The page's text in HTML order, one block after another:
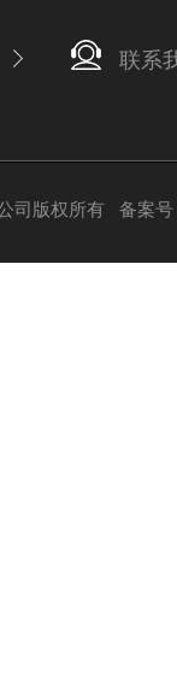
联系
司版权所有 备案号